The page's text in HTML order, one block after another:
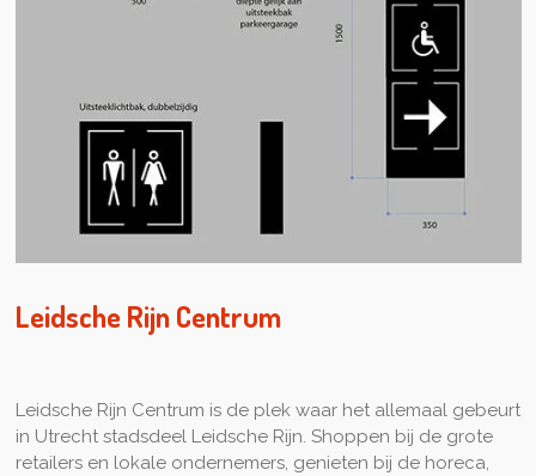
Leidsche Rijn Centrum
Leidsche Rijn Centrum is de plek waar het allemaal gebeurt
in Utrecht stadsdeel Leidsche Rijn. Shoppen bij de grote
retailers en lokale ondernemers, genieten bij de horeca,